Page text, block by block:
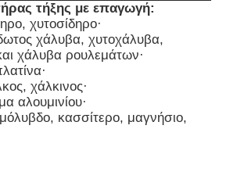
τήξης με επαγωγή:
χυτοσίδηρο·
χάλυβα, χυτοχάλυβα,
χάλυβα ρουλεμάτων·
χάλκινος·
αλουμινίου·
κασσίτερο, μαγνήσιο,